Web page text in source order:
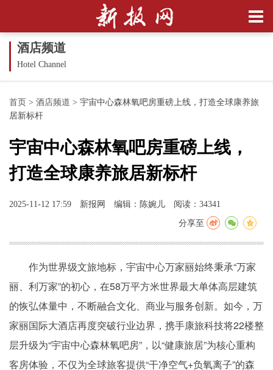
酒店频道
Hotel Channel
首页 > 酒店频道 > 宇宙中心森林氧吧房重磅上线，打造全球康养旅
居新标杆
宇宙中心森林氧吧房重磅上线，
打造全球康养旅居新标杆
2025-11-12 17:59 新报网 编辑：陈婉儿 阅读：34341
分享至
作为世界级文旅地标，宇宙中心万家丽始终秉承“万家
丽、利万家”的初心，在58万平方米世界最大单体高层建筑
的恢弘体量中，不断融合文化、商业与服务创新。如今，万
家丽国际大酒店再度突破行业边界，携手康旅科技将22楼整
层升级为“宇宙中心森林氧吧房”，以“健康旅居”为核心重构
客房体验，不仅为全球旅客提供“干净空气+负氧离子”的森